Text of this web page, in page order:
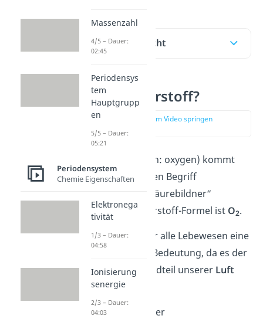
Inhaltsübersicht
Was ist Sauerstoff?
zur Stelle im Video springen
Sauerstoff (englisch: oxygen) kommt
von dem lateinischen Begriff
Oxygenium, was „Säurebildner“
bedeutet. Die Sauerstoff-Formel ist O2.
Das Element hat für alle Lebewesen eine
große biologische Bedeutung, da es der
zweitgrößte Bestandteil unserer Luft
Sauerstoff liegt unter
Massenzahl
4/5 – Dauer:
02:45
Periodensys
tem
Hauptgrupp
en
5/5 – Dauer:
05:21
Periodensystem
Chemie Eigenschaften
Elektronega
tivität
1/3 – Dauer:
04:58
Ionisierung
senergie
2/3 – Dauer:
04:03